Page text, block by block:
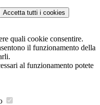
Accetta tutti i cookies
quali cookie consentire.
il funzionamento della
al funzionamento potete